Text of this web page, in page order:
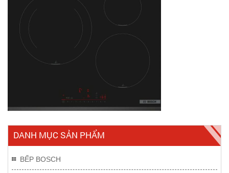
DANH MỤC SẢN PHẨM
BẾP BOSCH